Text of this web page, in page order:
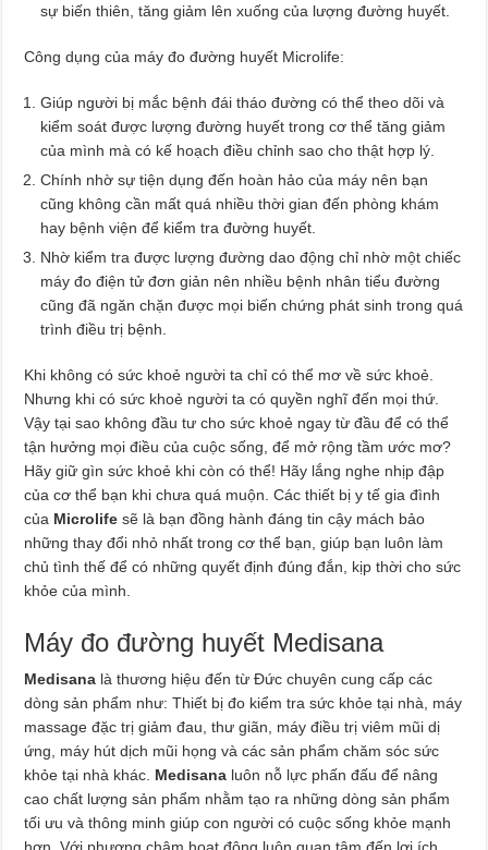
sự biến thiên, tăng giảm lên xuống của lượng đường huyết.
Công dụng của máy đo đường huyết Microlife:
Giúp người bị mắc bệnh đái tháo đường có thể theo dõi và
kiểm soát được lượng đường huyết trong cơ thể tăng giảm
của mình mà có kế hoạch điều chỉnh sao cho thật hợp lý.
Chính nhờ sự tiện dụng đến hoàn hảo của máy nên bạn
cũng không cần mất quá nhiều thời gian đến phòng khám
hay bệnh viện để kiểm tra đường huyết.
Nhờ kiểm tra được lượng đường dao động chỉ nhờ một chiếc
máy đo điện tử đơn giản nên nhiều bệnh nhân tiểu đường
cũng đã ngăn chặn được mọi biến chứng phát sinh trong quá
trình điều trị bệnh.
Khi không có sức khoẻ người ta chỉ có thể mơ về sức khoẻ.
Nhưng khi có sức khoẻ người ta có quyền nghĩ đến mọi thứ.
Vậy tại sao không đầu tư cho sức khoẻ ngay từ đầu để có thể
tận hưởng mọi điều của cuộc sống, để mở rộng tầm ước mơ?
Hãy giữ gìn sức khoẻ khi còn có thể! Hãy lắng nghe nhịp đập
của cơ thể bạn khi chưa quá muộn. Các thiết bị y tế gia đình
của Microlife sẽ là bạn đồng hành đáng tin cậy mách bảo
những thay đổi nhỏ nhất trong cơ thể bạn, giúp bạn luôn làm
chủ tình thế để có những quyết định đúng đắn, kịp thời cho sức
khỏe của mình.
Máy đo đường huyết Medisana
Medisana là thương hiệu đến từ Đức chuyên cung cấp các
dòng sản phẩm như: Thiết bị đo kiểm tra sức khỏe tại nhà, máy
massage đặc trị giảm đau, thư giãn, máy điều trị viêm mũi dị
ứng, máy hút dịch mũi họng và các sản phẩm chăm sóc sức
khỏe tại nhà khác. Medisana luôn nỗ lực phấn đấu để nâng
cao chất lượng sản phẩm nhằm tạo ra những dòng sản phẩm
tối ưu và thông minh giúp con người có cuộc sống khỏe mạnh